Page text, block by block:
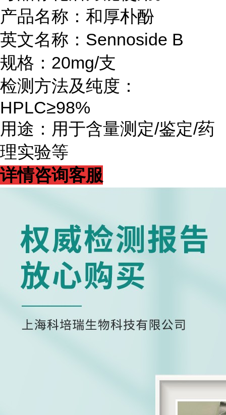
产品名称：和厚朴酚
英文名称：Sennoside B
规格：20mg/支
检测方法及纯度：
HPLC≥98%
用途：用于含量测定/鉴定/药
理实验等
详情咨询客服